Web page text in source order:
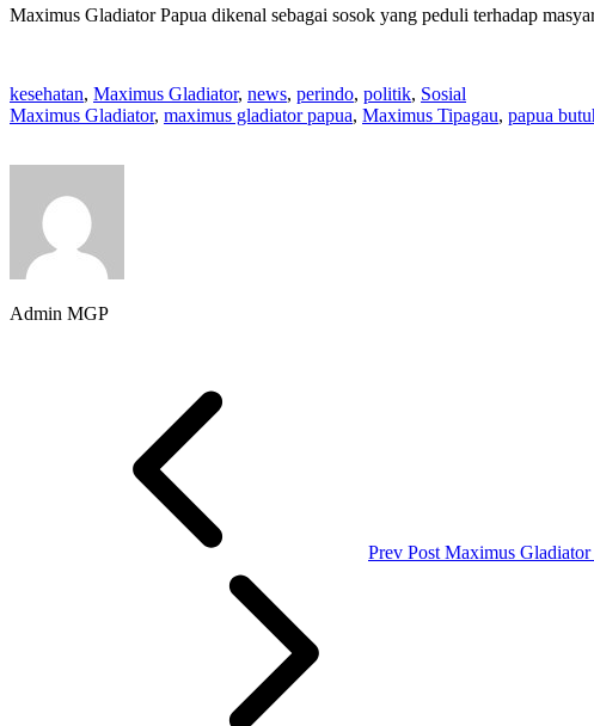
Maximus Gladiator Papua dikenal sebagai sosok yang peduli terhadap
kesehatan, Maximus Gladiator, news, perindo, politik, Sosial
Maximus Gladiator, maximus gladiator papua, Maximus Tipagau, papua
Admin MGP
Prev Post Maximus